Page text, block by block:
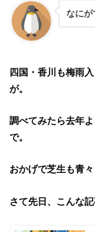
なにが
四国・香川も梅雨
が。
調べてみたら去年
で。
おかげで芝生も青々
さて先日、こんな